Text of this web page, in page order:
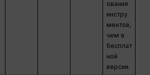
ования
инстру
ментов,
чем в
бесплат
ной
версии.